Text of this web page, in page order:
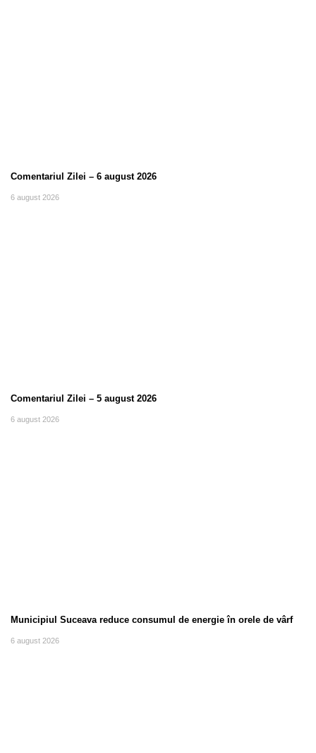
Comentariul Zilei – 6 august 2026
6 august 2026
Comentariul Zilei – 5 august 2026
6 august 2026
Municipiul Suceava reduce consumul de energie în orele de vârf
6 august 2026